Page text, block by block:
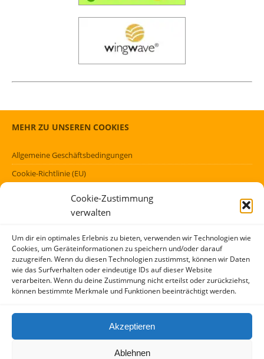
Cookie-Zustimmung
verwalten
Um dir ein optimales Erlebnis zu bieten, verwenden wir Technologien wie
Cookies, um Geräteinformationen zu speichern und/oder darauf
zuzugreifen. Wenn du diesen Technologien zustimmst, können wir Daten
wie das Surfverhalten oder eindeutige IDs auf dieser Website
verarbeiten. Wenn du deine Zustimmung nicht erteilst oder zurückziehst,
können bestimmte Merkmale und Funktionen beeinträchtigt werden.
Akzeptieren
Ablehnen
MEHR ZU UNSEREN COOKIES
Allgemeine Geschäftsbedingungen
Cookie-Richtlinie (EU)
FÖRMLICHES
Kontakt
AGBs
Impressum und Datenschutzerklärung